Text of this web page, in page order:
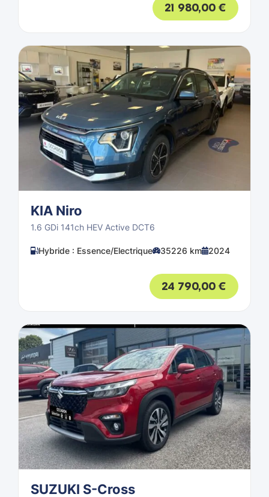
21 980,00€
KIA Niro
1.6 GDi 141ch HEV Active DCT6
Hybride : Essence/Electrique 35226 km 2024
24 790,00€
SUZUKI S-Cross